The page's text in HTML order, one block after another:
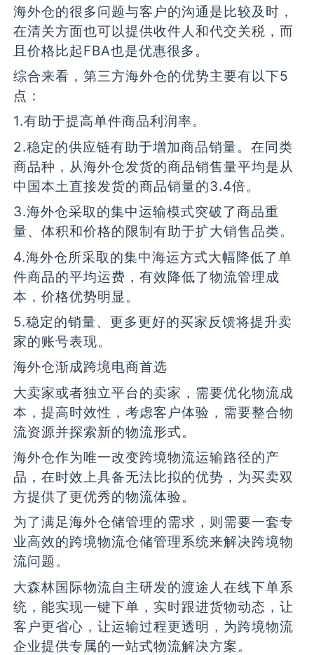
海外仓的很多问题与客户的沟通是比较及时，
在清关方面也可以提供收件人和代交关税，而
且价格比起FBA也是优惠很多。
综合来看，第三方海外仓的优势主要有以下5
点：
1.有助于提高单件商品利润率。
2.稳定的供应链有助于增加商品销量。在同类
商品种，从海外仓发货的商品销售量平均是从
中国本土直接发货的商品销量的3.4倍。
3.海外仓采取的集中运输模式突破了商品重
量、体积和价格的限制有助于扩大销售品类。
4.海外仓所采取的集中海运方式大幅降低了单
件商品的平均运费，有效降低了物流管理成
本，价格优势明显。
5.稳定的销量、更多更好的买家反馈将提升卖
家的账号表现。
海外仓渐成跨境电商首选
大卖家或者独立平台的卖家，需要优化物流成
本，提高时效性，考虑客户体验，需要整合物
流资源并探索新的物流形式。
海外仓作为唯一改变跨境物流运输路径的产
品，在时效上具备无法比拟的优势，为买卖双
方提供了更优秀的物流体验。
为了满足海外仓储管理的需求，则需要一套专
业高效的跨境物流仓储管理系统来解决跨境物
流问题。
大森林国际物流自主研发的渡途人在线下单系
统，能实现一键下单，实时跟进货物动态，让
客户更省心，让运输过程更透明 ，为跨境物流
企业提供专属的一站式物流解决方案。